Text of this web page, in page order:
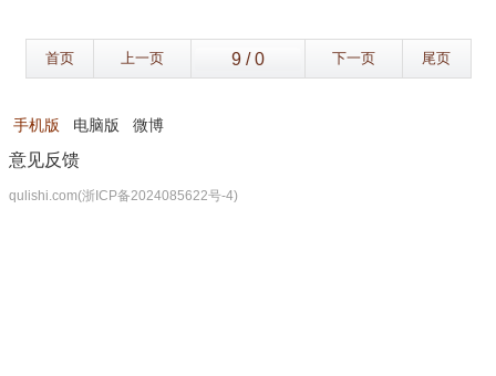
首页 上一页 下一页 尾页
手机版 电脑版 微博
意见反馈
qulishi.com(浙ICP备2024085622号-4)